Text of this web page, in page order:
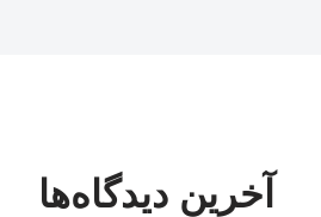
آخرین دیدگاه‌ها